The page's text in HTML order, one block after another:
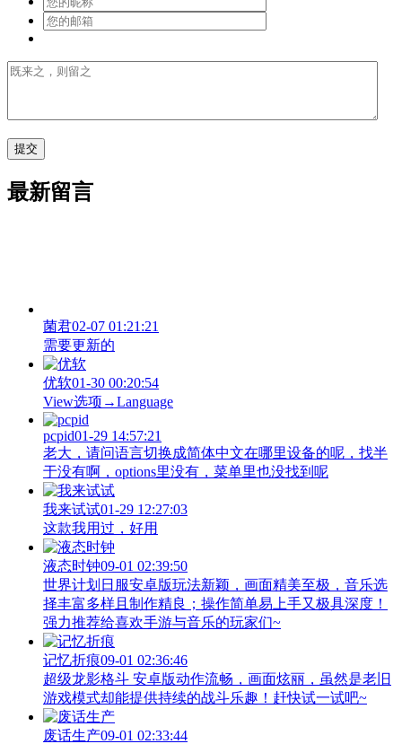
最新留言
菌君02-07 01:21:21
需要更新的
优软01-30 00:20:54
View‌选项→Language
pcpid01-29 14:57:21
老大，请问语言切换成简体中文在哪里设备的呢，找半
于没有啊，options里没有，菜单里也没找到呢
我来试试01-29 12:27:03
这款我用过，好用
液态时钟09-01 02:39:50
世界计划日服安卓版玩法新颖，画面精美至极，音乐选
择丰富多样且制作精良；操作简单易上手又极具深度！
强力推荐给喜欢手游与音乐的玩家们~
记忆折痕09-01 02:36:46
超级龙影格斗 安卓版动作流畅，画面炫丽，虽然是老旧
游戏模式却能提供持续的战斗乐趣！赶快试一试吧~
废话生产09-01 02:33:44